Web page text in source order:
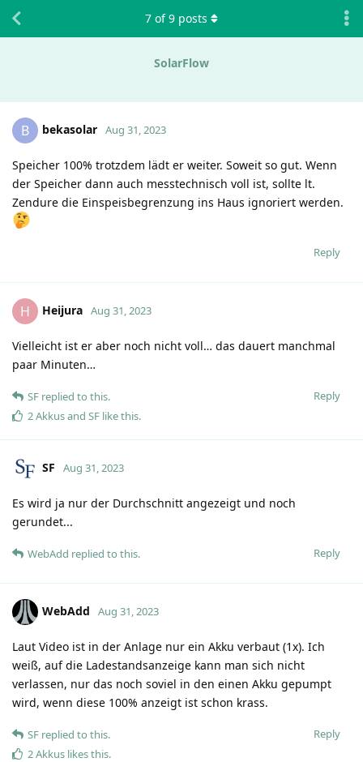
SolarFlow
7 of9 posts
B bekasolar Aug 31, 2023
Speicher 100% trotzdem lädt er weiter. Soweit so gut. Wenn
der Speicher dann auch messtechnisch voll ist, sollte lt.
Zendure die Einspeisbegrenzung ins Haus ignoriert werden.
Reply
H Heijura Aug 31, 2023
Vielleicht ist er aber noch nicht voll… das dauert manchmal
paar Minuten…
Reply
SF replied to this.
2 Akkusand SF like this.
SF Aug 31, 2023
Es wird ja nur der Durchschnitt angezeigt und noch
gerundet...
Reply
WebAdd replied to this.
WebAdd Aug 31, 2023
Laut Video ist in der Anlage nur ein Akku verbaut (1x). Ich
weiß, auf die Ladestandsanzeige kann man sich nicht
verlassen, nur das noch soviel in den einen Akku gepumpt
wird, wenn diese 100% anzeigt ist schon krass.
Reply
SF replied to this.
2 Akkus likes this.